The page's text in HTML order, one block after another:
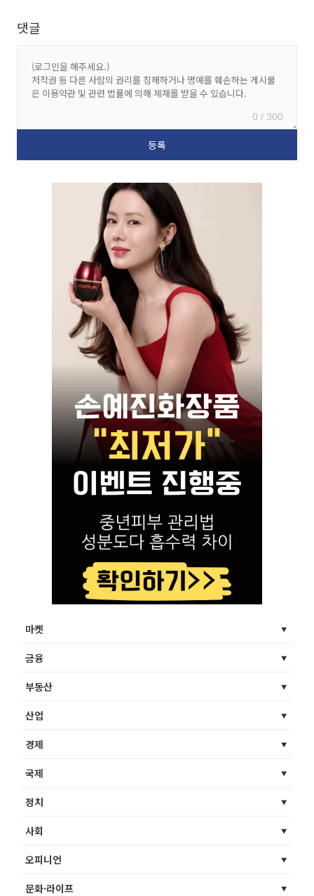
댓글
0 / 300
마켓
금융
부동산
산업
경제
국제
정치
사회
오피니언
문화·라이프